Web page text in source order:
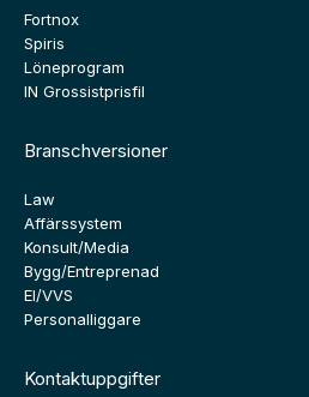
Fortnox
Spiris
Löneprogram
IN Grossistprisfil
Branschversioner
Law
Affärssystem
Konsult/Media
Bygg/Entreprenad
El/VVS
Personalliggare
Kontaktuppgifter